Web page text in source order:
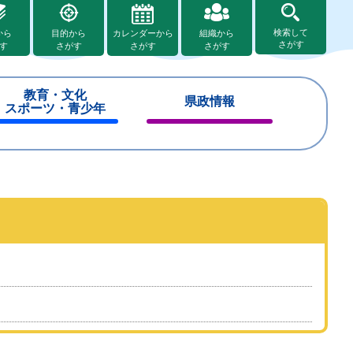
ら
目的から
さがす
カレンダーから
さがす
組織から
さがす
検索して
さがす
教育・文化
スポーツ・青少年
県政情報
じ